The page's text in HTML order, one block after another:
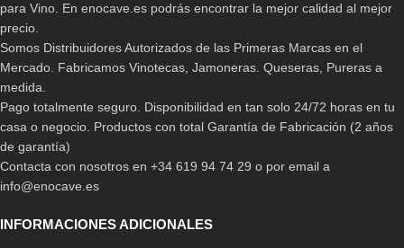
para Vino. En enocave.es podrás encontrar la mejor calidad al mejor
precio.
Somos Distribuidores Autorizados de las Primeras Marcas en el
Mercado. Fabricamos Vinotecas, Jamoneras. Queseras, Pureras a
medida.
Pago totalmente seguro. Disponibilidad en tan solo 24/72 horas en tu
casa o negocio. Productos con total Garantía de Fabricación (2 años
de garantía)
Contacta con nosotros en +34 619 94 74 29 o por email a
info@enocave.es
INFORMACIONES ADICIONALES